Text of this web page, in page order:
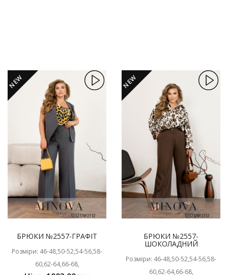
NEW
БРЮКИ №2557-ГРАФІТ
Розміри: 46-48,50-52,54-56,58-
60,62-64,66-68,
NEW
БРЮКИ №2557-
ШОКОЛАДНИЙ
Розміри: 46-48,50-52,54-56,58-
60,62-64,66-68,